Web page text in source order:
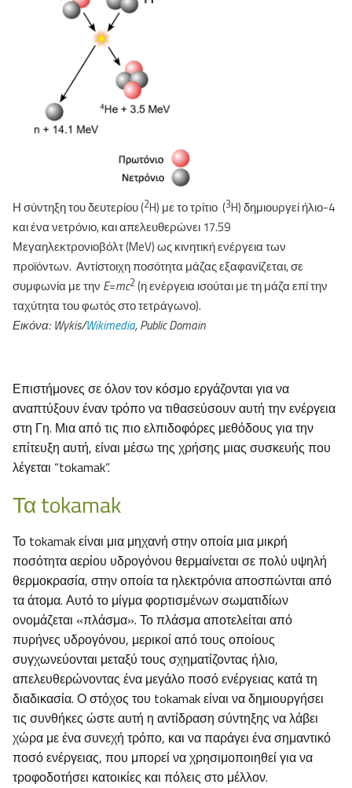
Η σύντηξη του δευτερίου (2H) με το τρίτιο (3H) δημιουργεί ήλιο-4
και ένα νετρόνιο, και απελευθερώνει 17.59
Μεγαηλεκτρονιοβόλτ (MeV) ως κινητική ενέργεια των
προϊόντων. Αντίστοιχη ποσότητα μάζας εξαφανίζεται, σε
συμφωνία με την E=mc2(η ενέργεια ισούται με τη μάζα επί την
ταχύτητα του φωτός στο τετράγωνο).
Εικόνα: Wykis/Wikimedia, Public Domain
Επιστήμονες σε όλον τον κόσμο εργάζονται για να
αναπτύξουν έναν τρόπο να τιθασεύσουν αυτή την ενέργεια
στη Γη. Μια από τις πιο ελπιδοφόρες μεθόδους για την
επίτευξη αυτή, είναι μέσω της χρήσης μιας συσκευής που
λέγεται “tokamak”.
Τα tokamak
Το tokamak είναι μια μηχανή στην οποία μια μικρή
ποσότητα αερίου υδρογόνου θερμαίνεται σε πολύ υψηλή
θερμοκρασία, στην οποία τα ηλεκτρόνια αποσπώνται από
τα άτομα. Αυτό το μίγμα φορτισμένων σωματιδίων
ονομάζεται «πλάσμα». Το πλάσμα αποτελείται από
πυρήνες υδρογόνου, μερικοί από τους οποίους
συγχωνεύονται μεταξύ τους σχηματίζοντας ήλιο,
απελευθερώνοντας ένα μεγάλο ποσό ενέργειας κατά τη
διαδικασία. Ο στόχος του tokamak είναι να δημιουργήσει
τις συνθήκες ώστε αυτή η αντίδραση σύντηξης να λάβει
χώρα με ένα συνεχή τρόπο, και να παράγει ένα σημαντικό
ποσό ενέργειας, που μπορεί να χρησιμοποιηθεί για να
τροφοδοτήσει κατοικίες και πόλεις στο μέλλον.